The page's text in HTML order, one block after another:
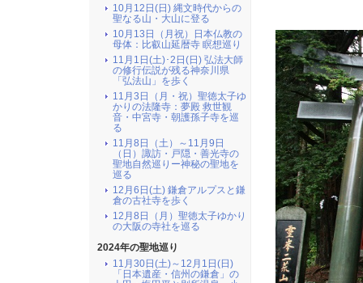
10月12日(日) 縄文時代からの
聖なる山・大山に登る
10月13日（月祝）日本仏教の
母体：比叡山延暦寺 瞑想巡り
11月1日(土)･2日(日) 弘法大師
の修行伝説が残る神奈川県
「弘法山」を歩く
11月3日（月・祝）聖徳太子ゆ
かりの法隆寺：夢殿 救世観
音・中宮寺・朝護孫子寺を巡
る
11月8日（土）～11月9日
（日）諏訪・戸隠・善光寺の
聖地自然巡りー神秘の聖地を
巡る
12月6日(土) 鎌倉アルプスと鎌
倉の古社寺を歩く
12月8日（月）聖徳太子ゆかり
の大阪の寺社を巡る
2024年の聖地巡り
11月30日(土)～12月1日(日)
「日本遺産・信州の鎌倉」の